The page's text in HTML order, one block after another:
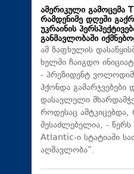
ამერიკული
რამდენიმე დღეში
უკრაინის
განმავლობაში
ამ ზაფხულის
ხელში ჩაიგდო
- პრეზიდენტ
ჰქონდა
დასავლელი
როდესაც ამტკიცებდა,
შესაძლებელია, -
Atlantic-ი სტატიაში
აღმავლობა“.